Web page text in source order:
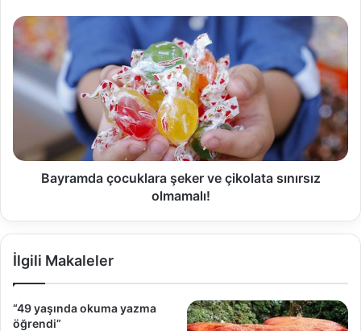
Bayramda çocuklara şeker ve çikolata sınırsız
olmamalı!
İlgili Makaleler
“49 yaşında okuma yazma
öğrendi”